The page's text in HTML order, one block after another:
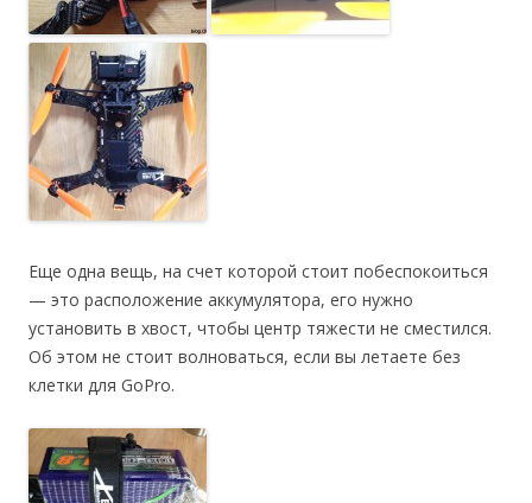
Еще одна вещь, на счет которой стоит побеспокоиться
— это расположение аккумулятора, его нужно
установить в хвост, чтобы центр тяжести не сместился.
Об этом не стоит волноваться, если вы летаете без
клетки для GoPro.